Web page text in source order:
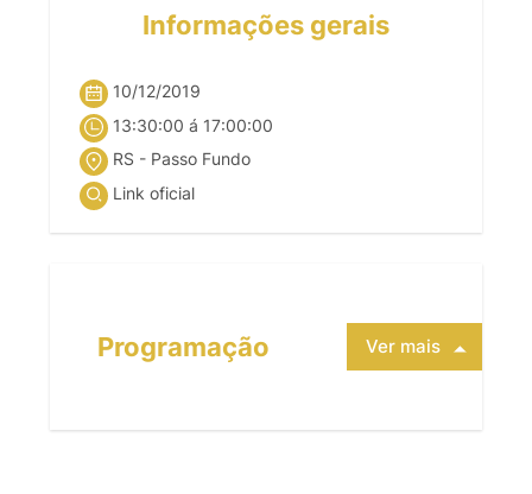
Informações gerais
10/12/2019
13:30:00 á 17:00:00
RS - Passo Fundo
Link oficial
Programação Ver mais